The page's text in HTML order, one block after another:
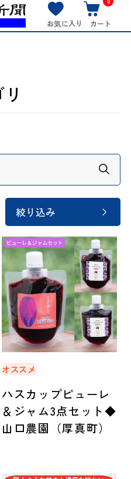
お気に入り カート
絞り込み
オススメ
ハスカップピューレ
＆ジャム3点セット◆
山口農園（厚真町）